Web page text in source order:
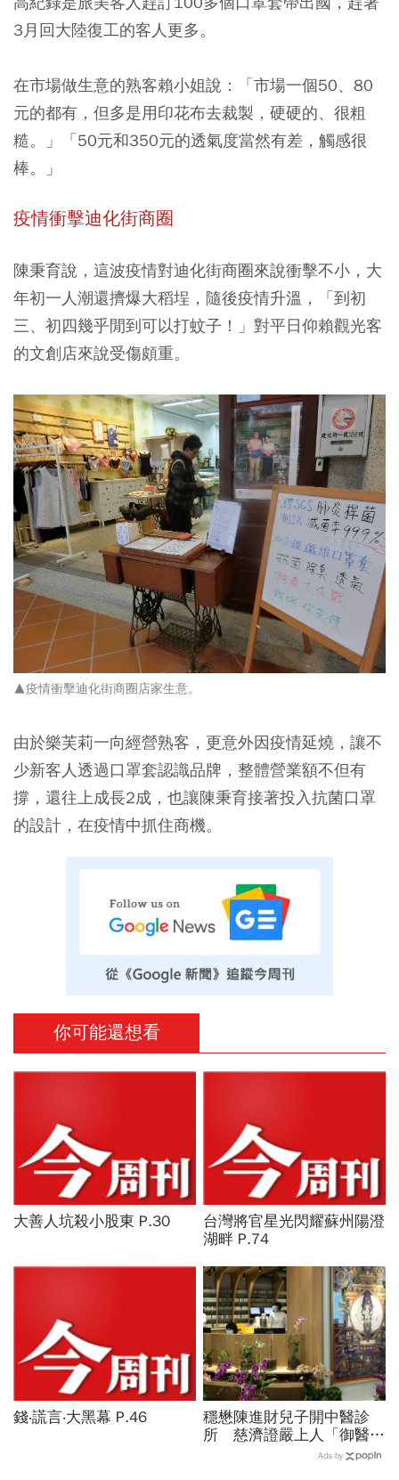
3月回大陸復工的客人更多。
在市場做生意的熟客賴小姐說：「市場一個50、80
元的都有，但多是用印花布去裁製，硬硬的、很粗
糙。」「50元和350元的透氣度當然有差，觸感很
棒。」
疫情衝擊迪化街商圈
陳秉育說，這波疫情對迪化街商圈來說衝擊不小，大
年初一人潮還擠爆大稻埕，隨後疫情升溫，「到初
三、初四幾乎閒到可以打蚊子！」對平日仰賴觀光客
的文創店來說受傷頗重。
▲疫情衝擊迪化街商圈店家生意。
由於樂芙莉一向經營熟客，更意外因疫情延燒，讓不
少新客人透過口罩套認識品牌，整體營業額不但有
撐，還往上成長2成，也讓陳秉育接著投入抗菌口罩
的設計，在疫情中抓住商機。
你可能還想看
大善人坑殺小股東 P.30
台灣將官星光閃耀蘇州陽澄
湖畔 P.74
錢‧謊言‧大黑幕 P.46
穩懋陳進財兒子開中醫診
所 慈濟證嚴上人「御醫」
Ads by